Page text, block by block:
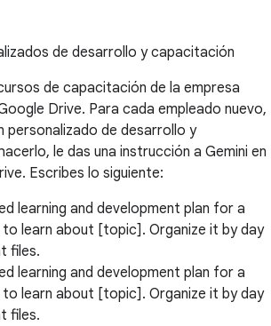
de desarrollo y capacitación
de capacitación de la empresa
Drive. Para cada empleado nuevo,
personalizado de desarrollo y
le das una instrucción a Gemini en
Escribes lo siguiente:
learning and development plan for a
to learn about [topic]. Organize it by day
files.
learning and development plan for a
to learn about [topic]. Organize it by day
files.